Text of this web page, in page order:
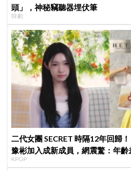
頭」，神秘竊聽器埋伏筆
韓劇
二代女團 SECRET 時隔12年回歸
豫彬加入成新成員，網震驚：年
KPOP